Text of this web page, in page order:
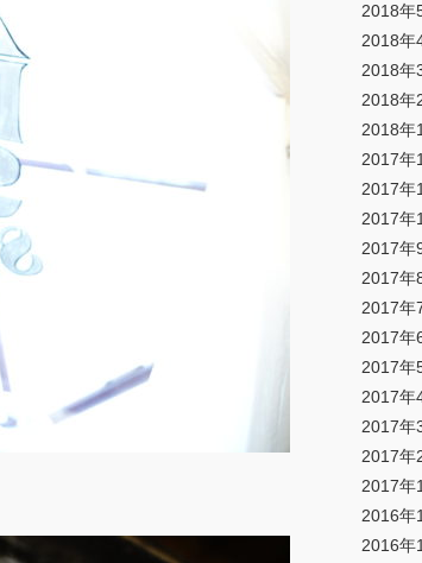
2018年
2018年
2018年
2018年
2018年
2017年
2017年
2017年
2017年
2017年
2017年
2017年
2017年
2017年
2017年
2017年
2017年
2016年
2016年